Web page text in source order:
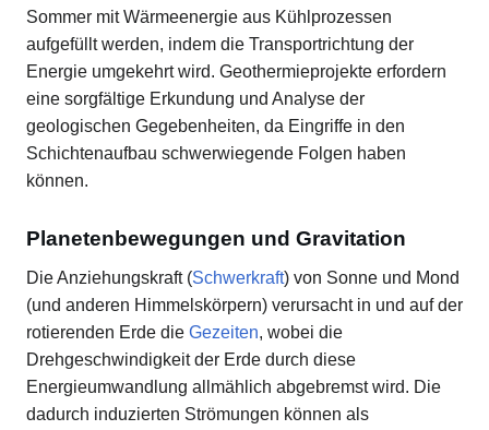
Sommer mit Wärmeenergie aus Kühlprozessen
aufgefüllt werden, indem die Transportrichtung der
Energie umgekehrt wird. Geothermieprojekte erfordern
eine sorgfältige Erkundung und Analyse der
geologischen Gegebenheiten, da Eingriffe in den
Schichtenaufbau schwerwiegende Folgen haben
können.
Planetenbewegungen und Gravitation
Die Anziehungskraft (Schwerkraft) von Sonne und Mond
(und anderen Himmelskörpern) verursacht in und auf der
rotierenden Erde die Gezeiten, wobei die
Drehgeschwindigkeit der Erde durch diese
Energieumwandlung allmählich abgebremst wird. Die
dadurch induzierten Strömungen können als